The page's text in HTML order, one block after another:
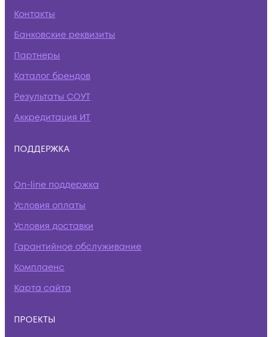
Контакты
Банковские реквизиты
Партнеры
Каталог брендов
Результаты СОУТ
Аккредитация ИТ
ПОДДЕРЖКА
On-line поддержка
Условия оплаты
Условия доставки
Гарантийное обслуживание
Комплаенс
Карта сайта
ПРОЕКТЫ